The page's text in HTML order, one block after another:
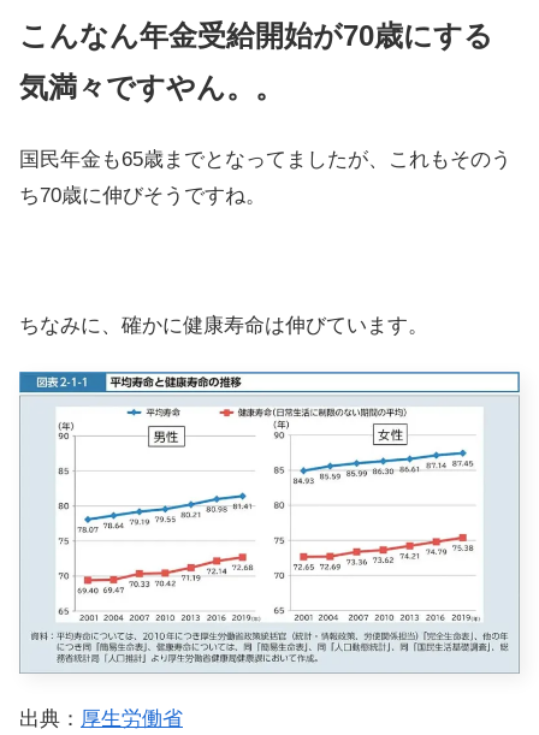
こんなん年金受給開始が70歳にする
気満々ですやん。。
国民年金も65歳までとなってましたが、これもそのう
ち70歳に伸びそうですね。
ちなみに、確かに健康寿命は伸びています。
出典： 厚生労働省